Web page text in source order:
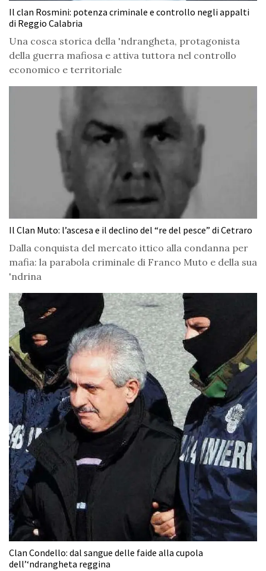
Il clan Rosmini: potenza criminale e controllo negli appalti
di Reggio Calabria
Una cosca storica della 'ndrangheta, protagonista
della guerra mafiosa e attiva tuttora nel controllo
economico e territoriale
Il Clan Muto: l’ascesa e il declino del “re del pesce” di Cetraro
Dalla conquista del mercato ittico alla condanna per
mafia: la parabola criminale di Franco Muto e della sua
'ndrina
Clan Condello: dal sangue delle faide alla cupola
dell’‘ndrangheta reggina